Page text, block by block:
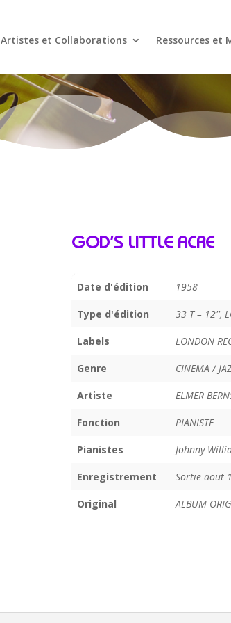
Artistes et Collaborations Ressources et
GOD’S LITTLE ACRE
Date d'édition 1958
Type d'édition 33 T – 12'',
Labels LONDON
Genre CINEMA /
Artiste ELMER
Fonction PIANISTE
Pianistes Johnny
Enregistrement Sortie aout
Original ALBUM